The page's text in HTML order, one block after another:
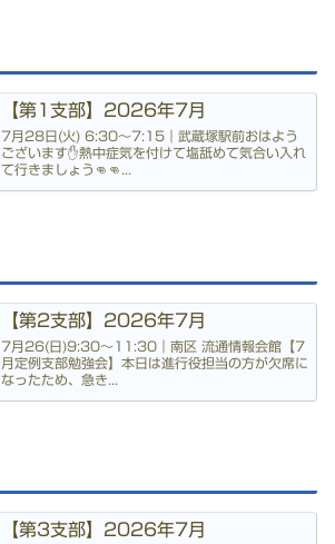
【第1支部】2026年7月
7月28日(火) 6:30〜7:15｜武蔵塚駅前おはよう
ございます✋熱中症気を付けて塩舐めて気合い入れ
て行きましょう👊👊...
【第2支部】2026年7月
7月26(日)9:30〜11:30｜南区 流通情報会館【7
月定例支部勉強会】本日は進行役担当の方が欠席に
なったため、急き...
【第3支部】2026年7月